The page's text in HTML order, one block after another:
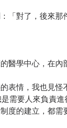
「對了，後來那
醫學中心，在內
表情，我也見怪
需要人來負責
度的建立，都需